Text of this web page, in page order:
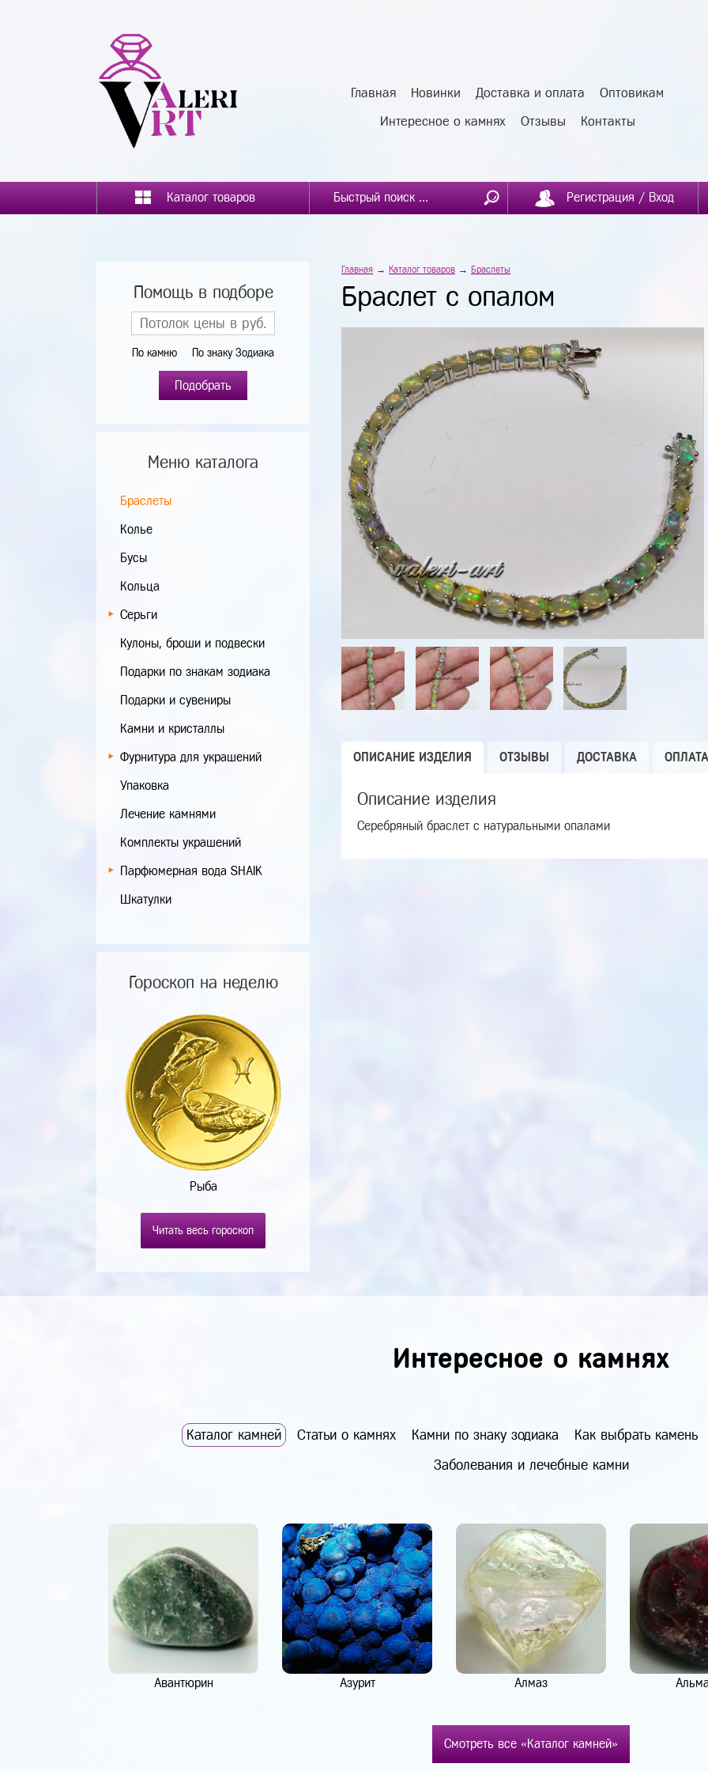
Главная Новинки Доставка и оплата Оптовикам
Интересное о камнях Отзывы Контакты
Каталог товаров Регистрация / Вход
Помощь в подборе
По камню По знаку Зодиака
Подобрать
Меню каталога
Браслеты
Колье
Бусы
Кольца
Серьги
Кулоны, броши и подвески
Подарки по знакам зодиака
Подарки и сувениры
Камни и кристаллы
Фурнитура для украшений
Упаковка
Лечение камнями
Комплекты украшений
Парфюмерная вода SHAIK
Шкатулки
Гороскоп на неделю
Рыба
Читать весь гороскоп
Главная → Каталог товаров → Браслеты
Браслет с опалом
ОПИСАНИЕ ИЗДЕЛИЯ ОТЗЫВЫ ДОСТАВКА ОПЛАТА
Описание изделия
Серебряный браслет с натуральными опалами
Интересное о камнях
Каталог камней Статьи о камнях Камни по знаку зодиака Как выбрать камень
Заболевания и лечебные камни
Авантюрин Азурит Алмаз
Смотреть все «Каталог камней»